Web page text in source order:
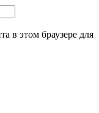
в этом браузере для